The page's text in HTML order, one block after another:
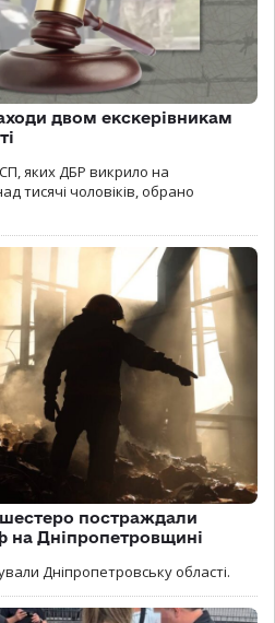
двом екскерівникам
яких ДБР викрило на
тисячі чоловіків, обрано
постраждали
на Дніпропетровщині
Дніпропетровську області.